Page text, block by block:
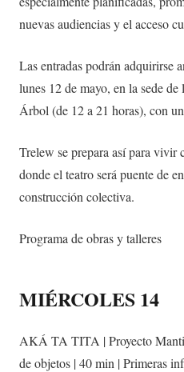
nuevas audiencias y el acceso
Las entradas podrán adquirirse
lunes 12 de mayo, en la sede
Árbol (de 12 a 21 horas), con
Trelew se prepara así para vivir
donde el teatro será puente de
construcción colectiva.
Programa de obras y talleres
MIÉRCOLES 14
AKÁ TA TITA | Proyecto
de objetos | 40 min | Primeras